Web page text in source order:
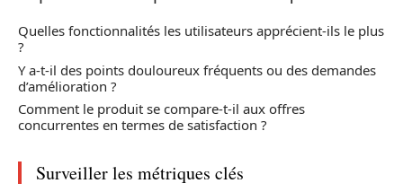
Quelles fonctionnalités les utilisateurs apprécient-ils le plus
?
Y a-t-il des points douloureux fréquents ou des demandes
d’amélioration ?
Comment le produit se compare-t-il aux offres
concurrentes en termes de satisfaction ?
Surveiller les métriques clés